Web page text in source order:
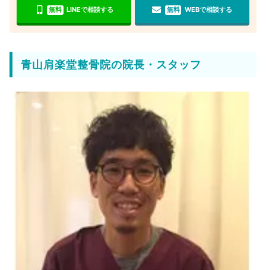
無料 LINEで相談する 無料 WEBで相談する
青山肩楽堂整骨院の院長・スタッフ